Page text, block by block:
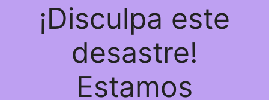
¡Disculpa este
desastre!
Estamos